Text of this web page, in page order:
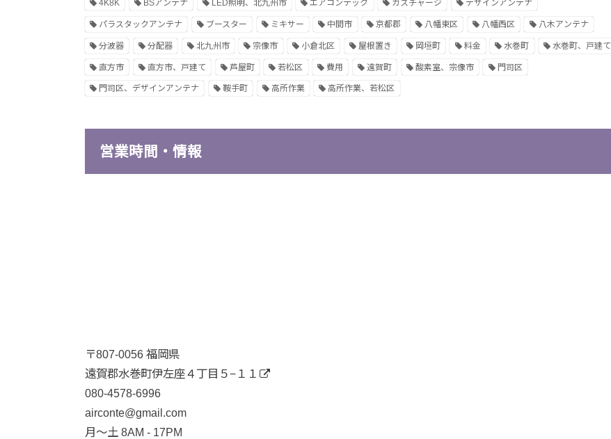
4K8K BSアンテナ LED照明、北九州市 エアコンテック ガスチャージ デザインアンテナ
パラスタックアンテナ ブースター ミキサー 中間市 京都郡 八幡東区 八幡西区 八木アンテナ
分波器 分配器 北九州市 宗像市 小倉北区 屋根置き 岡垣町 料金 水巻町 水巻町、戸建て
直方市 直方市、戸建て 芦屋町 若松区 費用 遠賀町 酸素室、宗像市 門司区
門司区、デザインアンテナ 鞍手町 高所作業 高所作業、若松区
営業時間・情報
〒807-0056 福岡県
遠賀郡水巻町伊左座４丁目５−１１
080-4578-6996
airconte@gmail.com
月〜土 8AM - 17PM